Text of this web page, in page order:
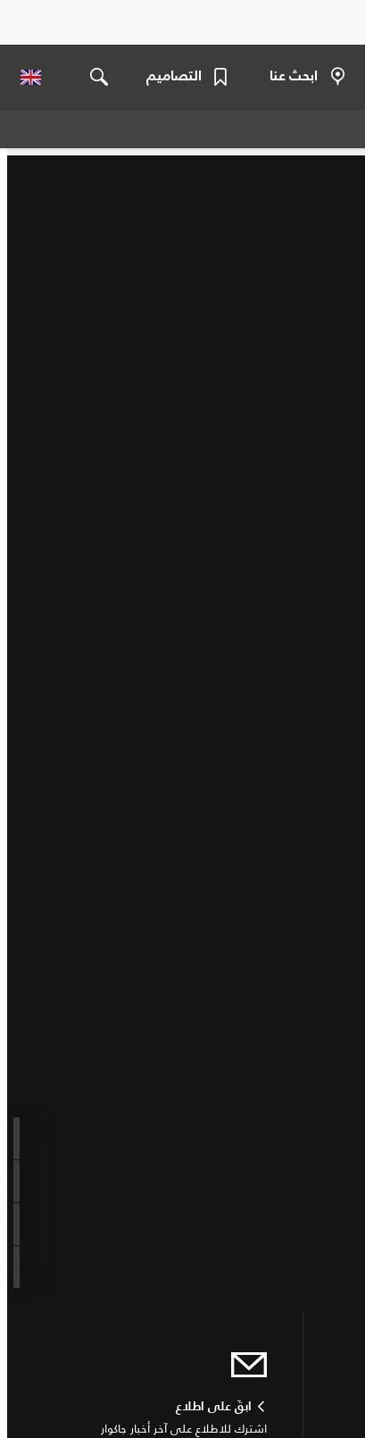
ابحث عنا التصاميم
ابقَ على اطلاع
اشترك للاطلاع على آخر أخبار جاكوار